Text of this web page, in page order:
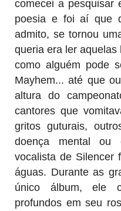
comecei a pesquisar
poesia e foi aí que
admito, se tornou
queria era ler
como alguém pode
Mayhem... até que
altura do
cantores que
gritos guturais,
doença mental ou
vocalista de Silencer
águas. Durante as
único álbum, ele
profundos em seu